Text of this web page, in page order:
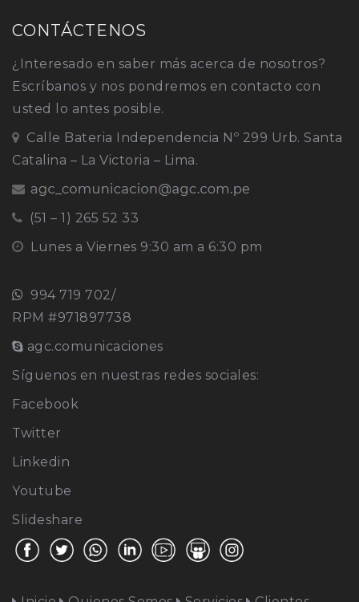
CONTÁCTENOS
¿Interesado en saber más acerca de nosotros?
Escríbanos y nos pondremos en contacto con
usted lo antes posible.
Calle Bateria Independencia Nº 299 Urb. Santa
Catalina – La Victoria – Lima.
(51 – 1) 265 52 33
Lunes a Viernes 9:30 am a 6:30 pm
994 719 702/
RPM #971897738
agc.comunicaciones
Síguenos en nuestras redes sociales:
Facebook
Twitter
Linkedin
Youtube
Slideshare